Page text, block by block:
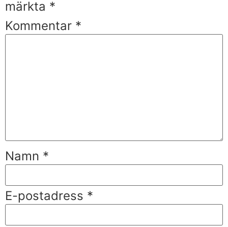
märkta *
Kommentar *
Namn *
E-postadress *